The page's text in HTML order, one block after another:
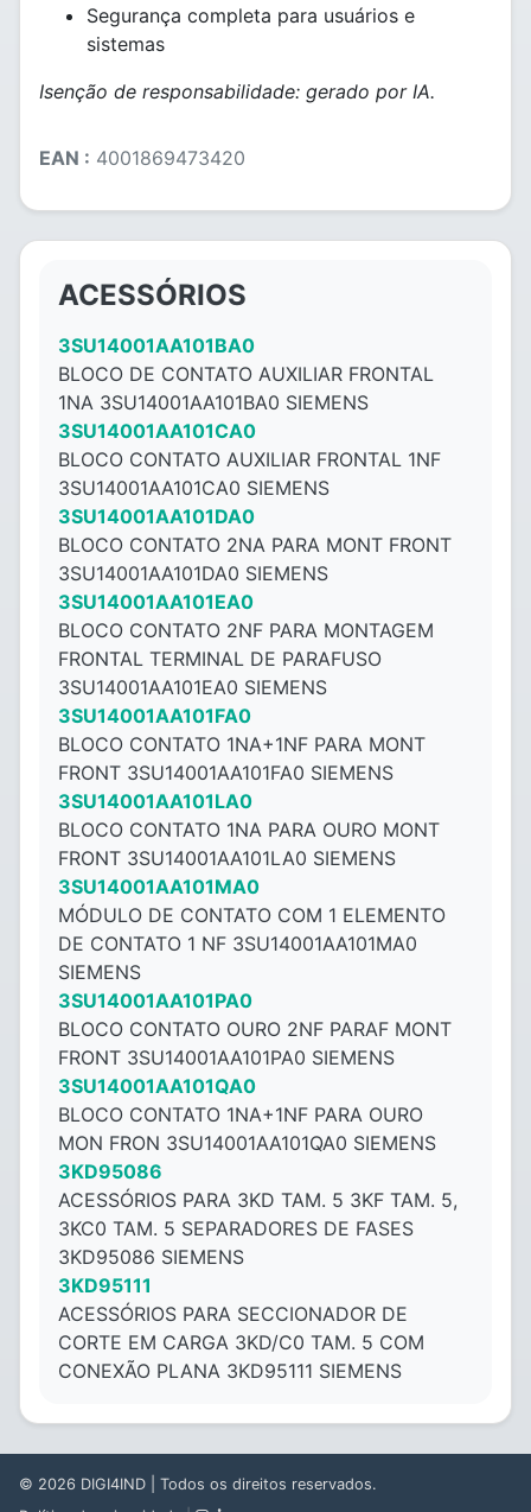
Segurança completa para usuários e
sistemas
Isenção de responsabilidade: gerado por IA.
EAN : 4001869473420
ACESSÓRIOS
3SU14001AA101BA0
BLOCO DE CONTATO AUXILIAR FRONTAL
1NA 3SU14001AA101BA0 SIEMENS
3SU14001AA101CA0
BLOCO CONTATO AUXILIAR FRONTAL 1NF
3SU14001AA101CA0 SIEMENS
3SU14001AA101DA0
BLOCO CONTATO 2NA PARA MONT FRONT
3SU14001AA101DA0 SIEMENS
3SU14001AA101EA0
BLOCO CONTATO 2NF PARA MONTAGEM
FRONTAL TERMINAL DE PARAFUSO
3SU14001AA101EA0 SIEMENS
3SU14001AA101FA0
BLOCO CONTATO 1NA+1NF PARA MONT
FRONT 3SU14001AA101FA0 SIEMENS
3SU14001AA101LA0
BLOCO CONTATO 1NA PARA OURO MONT
FRONT 3SU14001AA101LA0 SIEMENS
3SU14001AA101MA0
MÓDULO DE CONTATO COM 1 ELEMENTO
DE CONTATO 1 NF 3SU14001AA101MA0
SIEMENS
3SU14001AA101PA0
BLOCO CONTATO OURO 2NF PARAF MONT
FRONT 3SU14001AA101PA0 SIEMENS
3SU14001AA101QA0
BLOCO CONTATO 1NA+1NF PARA OURO
MON FRON 3SU14001AA101QA0 SIEMENS
3KD95086
ACESSÓRIOS PARA 3KD TAM. 5 3KF TAM. 5,
3KC0 TAM. 5 SEPARADORES DE FASES
3KD95086 SIEMENS
3KD95111
ACESSÓRIOS PARA SECCIONADOR DE
CORTE EM CARGA 3KD/C0 TAM. 5 COM
CONEXÃO PLANA 3KD95111 SIEMENS
© 2026 DIGI4IND | Todos os direitos reservados.